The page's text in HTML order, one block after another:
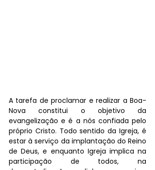
A tarefa de proclamar e realizar a Boa-
Nova constitui o objetivo da
evangelização e é a nós confiada pelo
próprio Cristo. Todo sentido da Igreja, é
estar à serviço da implantação do Reino
de Deus, e enquanto Igreja implica na
participação de todos, na